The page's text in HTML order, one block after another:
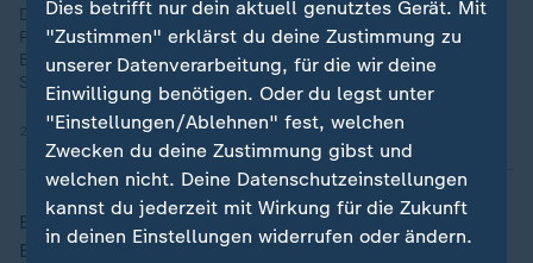
Die tödlichen Polizeischüsse auf einen 21-Jährigen werfen
Fragen auf: Der Mann soll laut Polizei bedrohlich auf die
Beamten zugegangen sein und habe Reizgas gesprüht. Die
Schüsse trafen ihn jedoch von hinten.
23.04.2025 | 2:02 min
Er erinnert zudem daran, dass bis zur endgültigen
Entscheidung des Gerichts die Unschuldsvermutung
Dies betrifft nur dein aktuell genutztes Gerät. Mit
"Zustimmen" erklärst du deine Zustimmung zu
unserer Datenverarbeitung, für die wir deine
Einwilligung benötigen. Oder du legst unter
"Einstellungen/Ablehnen" fest, welchen
Zwecken du deine Zustimmung gibst und
welchen nicht. Deine Datenschutzeinstellungen
kannst du jederzeit mit Wirkung für die Zukunft
in deinen Einstellungen widerrufen oder ändern.